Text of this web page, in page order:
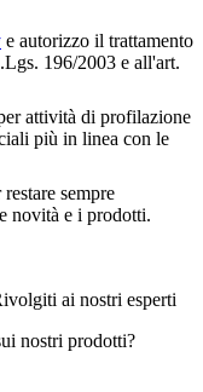
e autorizzo il trattamento
196/2003 e all'art.
attività di profilazione
più in linea con le
sempre
novità e i prodotti.
ai nostri esperti
nostri prodotti?